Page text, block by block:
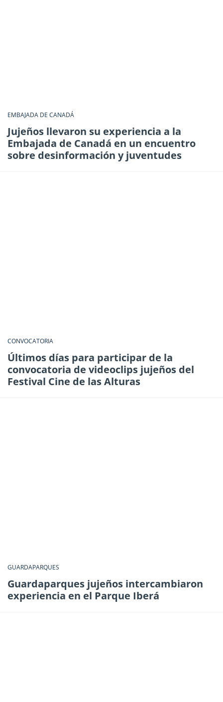
EMBAJADA DE CANADÁ
Jujeños llevaron su experiencia a la
Embajada de Canadá en un encuentro
sobre desinformación y juventudes
CONVOCATORIA
Últimos días para participar de la
convocatoria de videoclips jujeños del
Festival Cine de las Alturas
GUARDAPARQUES
Guardaparques jujeños intercambiaron
experiencia en el Parque Iberá